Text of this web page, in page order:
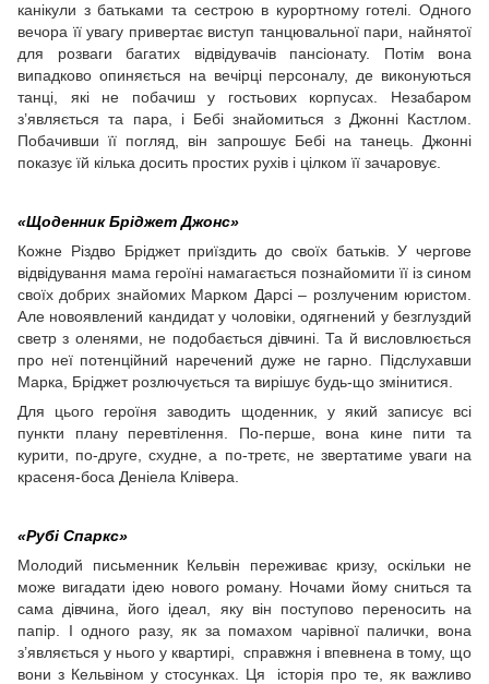
канікули з батьками та сестрою в курортному готелі. Одного
вечора її увагу привертає виступ танцювальної пари, найнятої
для розваги багатих відвідувачів пансіонату. Потім вона
випадково опиняється на вечірці персоналу, де виконуються
танці, які не побачиш у гостьових корпусах. Незабаром
з’являється та пара, і Бебі знайомиться з Джонні Кастлом.
Побачивши її погляд, він запрошує Бебі на танець. Джонні
показує їй кілька досить простих рухів і цілком її зачаровує.
«Щоденник Бріджет Джонс»
Кожне Різдво Бріджет приїздить до своїх батьків. У чергове
відвідування мама героїні намагається познайомити її із сином
своїх добрих знайомих Марком Дарсі – розлученим юристом.
Але новоявлений кандидат у чоловіки, одягнений у безглуздий
светр з оленями, не подобається дівчині. Та й висловлюється
про неї потенційний наречений дуже не гарно. Підслухавши
Марка, Бріджет розлючується та вирішує будь-що змінитися.
Для цього героїня заводить щоденник, у який записує всі
пункти плану перевтілення. По-перше, вона кине пити та
курити, по-друге, схудне, а по-третє, не звертатиме уваги на
красеня-боса Деніела Клівера.
«Рубі Спаркс»
Молодий письменник Кельвін переживає кризу, оскільки не
може вигадати ідею нового роману. Ночами йому сниться та
сама дівчина, його ідеал, яку він поступово переносить на
папір. І одного разу, як за помахом чарівної палички, вона
з’являється у нього у квартирі, справжня і впевнена в тому, що
вони з Кельвіном у стосунках. Ця історія про те, як важливо